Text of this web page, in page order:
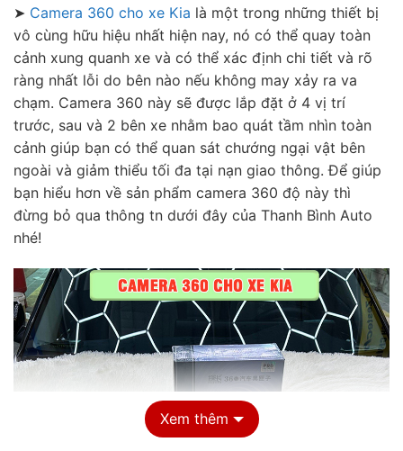
➤ Camera 360 cho xe Kia là một trong những thiết bị
vô cùng hữu hiệu nhất hiện nay, nó có thể quay toàn
cảnh xung quanh xe và có thể xác định chi tiết và rõ
ràng nhất lỗi do bên nào nếu không may xảy ra va
chạm. Camera 360 này sẽ được lắp đặt ở 4 vị trí
trước, sau và 2 bên xe nhằm bao quát tầm nhìn toàn
cảnh giúp bạn có thể quan sát chướng ngại vật bên
ngoài và giảm thiểu tối đa tại nạn giao thông. Để giúp
bạn hiểu hơn về sản phẩm camera 360 độ này thì
đừng bỏ qua thông tn dưới đây của Thanh Bình Auto
nhé!
Xem thêm